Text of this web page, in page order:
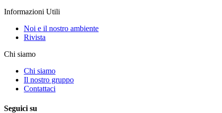
Informazioni Utili
Noi e il nostro ambiente
Rivista
Chi siamo
Chi siamo
Il nostro gruppo
Contattaci
Seguici su